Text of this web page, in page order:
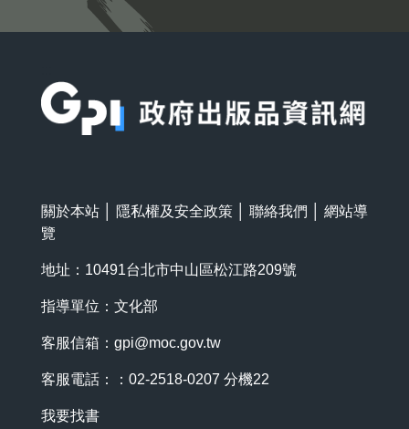
關於本站 隱私權及安全政策 聯絡我們
網站導
覽
地址：10491台北市中山區松江路209號
指導單位：文化部
客服信箱： gpi@moc.gov.tw
客服電話：：02-2518-0207 分機22
我要找書